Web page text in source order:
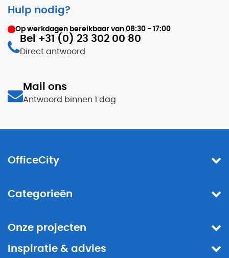
Hulp nodig?
Op werkdagen bereikbaar van 08:30 - 17:00
Bel +31 (0) 23 302 00 80
Direct antwoord
Mail ons
Antwoord binnen 1 dag
OfficeCity
Categorieën
Onze projecten
Inspiratie & advies